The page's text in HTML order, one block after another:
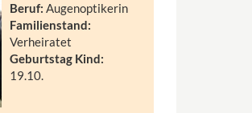
Beruf: Augenoptikerin
Familienstand:
Verheiratet
Geburtstag Kind:
19.10.